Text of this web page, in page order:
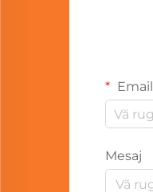
Email
Mesaj